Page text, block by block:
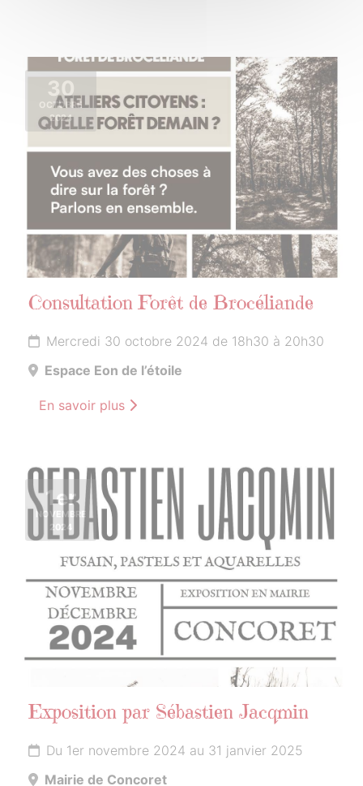
30
OCTOBRE
2024
Consultation Forêt de Brocéliande
Mercredi 30 octobre 2024 de 18h30 à 20h30
Espace Eon de l’étoile
En savoir plus
1er
NOVEMBRE
2024
Exposition par Sébastien Jacqmin
Du 1er novembre 2024 au 31 janvier 2025
Mairie de Concoret